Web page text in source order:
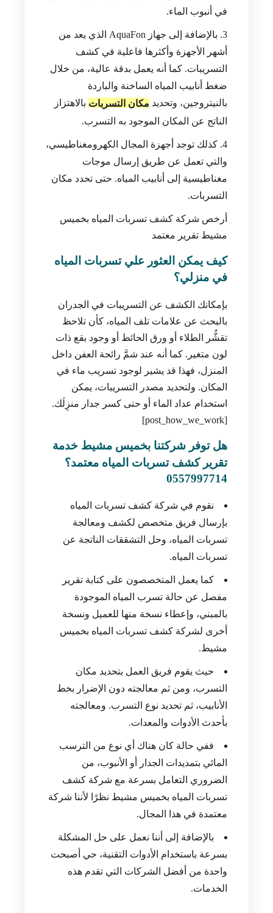
في أنبوب الماء.
بالإضافة إلى جهاز AquaFon الذي يعد من
أشهر الأجهزة وأكثرها فاعلية في كشف
التسريبات. كما أنه يعمل بدقة عالية، من خلال
ضغط أنابيب المياه الساخنة والباردة
بالنيتروجين، وتحديد مكان التسربات بالاهتزاز
الناتج عن المكان الموجود به التسرب.
كذلك توجد أجهزة المجال الكهرومغناطيسي،
والتي تعمل عن طريق إرسال موجات
مغناطيسية إلى أنابيب المياه. حتى تحدد مكان
التسربات.
مشيط تقرير معتمد
في منزلي؟
بإمكانك الكشف عن التسريبات في الجدران
بالبحث عن علامات تلف المياه، كأن تلاحظ
تقشُّر الطلاء أو ورق الحائط أو وجود بقع ذات
لون متغير. كما أنه عند شمَّ رائحة العفن داخل
المنزل، فهذا قد يشير لوجود تسريب ماء في
المكان. ولتحديد مصدر التسريبات، يمكن
[post_how_we_work]
هل توفر شركتنا بخميس مشيط خدمة
0557997714
نقوم في شركة كشف تسربات المياه
بإرسال فريق متخصص لكشف ومعالجة
كما يعمل المتخصصون على كتابة تقرير
مفصل عن حالة تسرب المياه الموجودة
بالمبني، وإعطاء نسخة منها للعميل ونسخة
حيث يقوم فريق العمل بتحديد مكان
التسرب، ومن ثم معالجته دون الإضرار بخط
الأنابيب، ثم تحديد نوع التسرب. ومعالجته
بأحدث الأدوات والمعدات.
ففي حالة كان هناك أي نوع من الترسب
المائي بتمديدات الجدار أو الأنبوب، من
الضروري التعامل بسرعة مع شركة كشف
تسربات المياه بخميس مشيط نظرًا لأننا شركة
معتمدة في هذا المجال.
بالإضافة إلى أننا نعمل على حل المشكلة
بسرعة باستخدام الأدوات التقنية، حي أصبحت